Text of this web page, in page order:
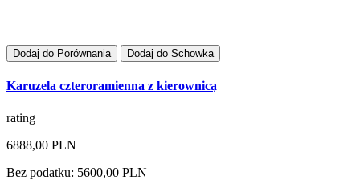
Dodaj do Porównania Dodaj do Schowka
Karuzela czteroramienna z kierownicą
rating
6888,00 PLN
Bez podatku: 5600,00 PLN